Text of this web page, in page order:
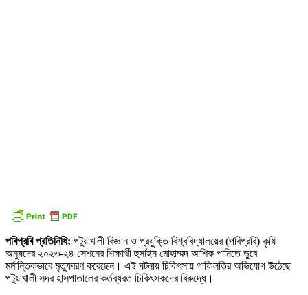
পবিপ্রবি প্রতিনিধি: পটুয়াখালী বিজ্ঞান ও প্রযুক্তি বিশ্ববিদ্যালয়ের (পবিপ্রবি) কৃষি
অনুষদের ২০২৩-২৪ সেশনের শিক্ষার্থী হুসাইন মোহাম্মদ আশিক পানিতে ডুবে
মর্মান্তিকভাবে মৃত্যুবরণ করেছেন। এই ঘটনায় চিকিৎসায় গাফিলতির অভিযোগ উঠেছে
পটুয়াখালী সদর হাসপাতালের কর্তব্যরত চিকিৎসকদের বিরুদ্ধে।